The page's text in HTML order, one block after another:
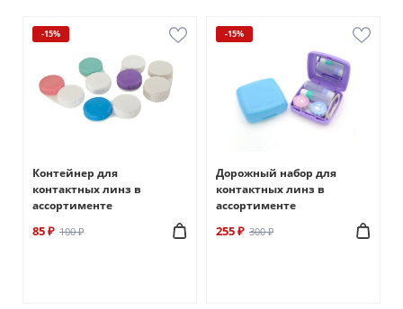
-15%
Контейнер для
контактных линз в
ассортименте
85 ₽ 100 ₽
-15%
Дорожный набор для
контактных линз в
ассортименте
255 ₽ 300 ₽